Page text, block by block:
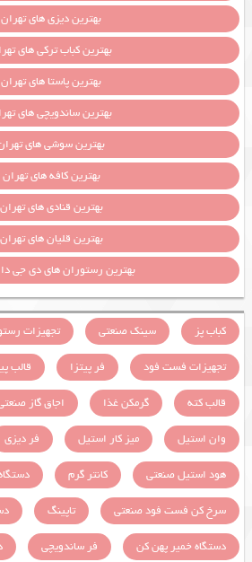
بهترین دیزی های تهران
بهترین کباب ترکی های
بهترین پاستا های تهران
بهترین ساندویچی های
بهترین سوشی های
بهترین کافه های تهران
بهترین قنادی های تهران
بهترین قلیان های تهران
بهترین رستوران های دی جی
کباب پز سینک صنعتی
تجهیزات
تجهیزات فست فود
فر پیتزا قالب
قالب کته
گرمکن غذا اجاق گاز
وان استیل
میز کار استیل فر دیزی
هود استیل صنعتی
کانتر گرم
سرخ کن فست فود صنعتی
تاپینگ
دستگاه خمیر پهن کن
فر ساندویچی